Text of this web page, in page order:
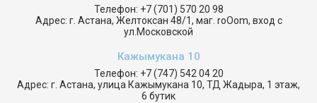
Телефон: +7 (701) 570 20 98
Адрес: г. Астана, Желтоксан 48/1, маг. roOom, вход с
ул.Московской
Кажымукана 10
Телефон: +7 (747) 542 04 20
Адрес: г. Астана, улица Кажымукана 10, ТД Жадыра, 1 этаж,
6 бутик